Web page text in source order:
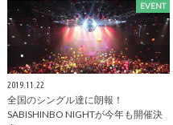
EVENT
2019.11.22
全国のシングル達に朗報！
SABISHINBO NIGHTが今年も開催決